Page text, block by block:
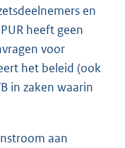
en
heeft geen
voor
het beleid (ook
in zaken waarin
aan